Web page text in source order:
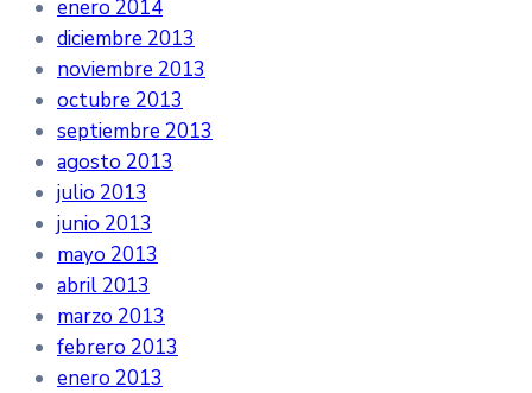
enero 2014
diciembre 2013
noviembre 2013
octubre 2013
septiembre 2013
agosto 2013
julio 2013
junio 2013
mayo 2013
abril 2013
marzo 2013
febrero 2013
enero 2013